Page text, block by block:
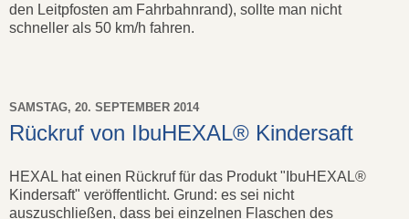
den Leitpfosten am Fahrbahnrand), sollte man nicht
schneller als 50 km/h fahren.
SAMSTAG, 20. SEPTEMBER 2014
Rückruf von IbuHEXAL® Kindersaft
HEXAL hat einen Rückruf für das Produkt "IbuHEXAL®
Kindersaft" veröffentlicht. Grund: es sei nicht
auszuschließen, dass bei einzelnen Flaschen des